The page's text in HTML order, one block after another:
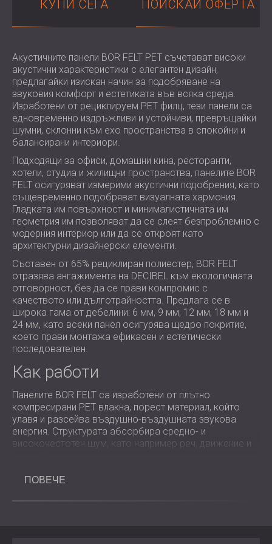
ХОТЕЛИ
ЗВУКОИЗОЛАЦИЯ И АКУСТИКА НА
ЗВУКОИЗОЛАЦИОННИ И АКУСТИЧНИ
РЕШЕНИЯ ЗА ТЪРГОВСКИ ПОМЕЩЕНИЯ
ЗВУКОИЗОЛАЦИЯ И АКУСТИКА НА
УЧЕБНИ ЗАВЕДЕНИЯ
ШУМОИЗОЛАЦИЯ И АКУСТИКА ЗА
ЗДРАВНИЯ СЕКТОР
ЗВУКОИЗОЛАЦИОННИ И АКУСТИЧНИ
РЕШЕНИЯ ЗА АУДИОЛОГИЧНИЯ
СЕКТОР
ЗВУКОИЗОЛАЦИОННИ И АКУСТИЧНИ
РЕШЕНИЯ ЗА ЦЕНТРОВЕ ЗА ДАННИ
POLAND (PL)
USA (US)
SOUTH AFRICA (ZA)
КУПИ СЕГА ПОИСКАЙ ОФЕРТА
Акустичните панели BOR FELT PET съчетават високи
акустични характеристики с елегантен дизайн,
предлагайки изискан начин за подобряване на
звуковия комфорт и естетиката във всяка среда.
Изработени от рециклируем PET филц, тези панели са
едновременно издръжливи и устойчиви, превръщайки
шумни, склонни към ехо пространства в спокойни и
балансирани интериори.
Подходящи за офиси, домашни кина, ресторанти,
хотели, студиа и жилищни пространства, панелите BOR
FELT осигуряват измерими акустични подобрения, като
същевременно подобряват визуалната хармония.
Гладката им повърхност и минималистичната им
геометрия им позволяват да се слеят безпроблемно с
модерния интериор или да се откроят като
архитектурни дизайнерски елементи.
Съставен от 65% рециклиран полиестер, BOR FELT
отразява ангажимента на DECIBEL към екологичната
отговорност, без да се прави компромис с
качеството или дълготрайността. Предлага се в
широка гама от дебелини: 6 мм, 9 мм, 12 мм, 18 мм и
24 мм, като всеки панел осигурява щедро покритие,
което прави монтажа ефикасен и естетически
последователен.
Как работи
Панелите BOR FELT са изработени от плътно
компресирани PET влакна, порест материал, който
улавя и разсейва въздушно-въздушната звукова
енергия. Структурата абсорбира средно- и
високочестотен шум, като например реч, движение и
Когато се поставят върху стени или тавани, панелите
BOR FELT балансират поведението на звука, като
ПОВЕЧЕ